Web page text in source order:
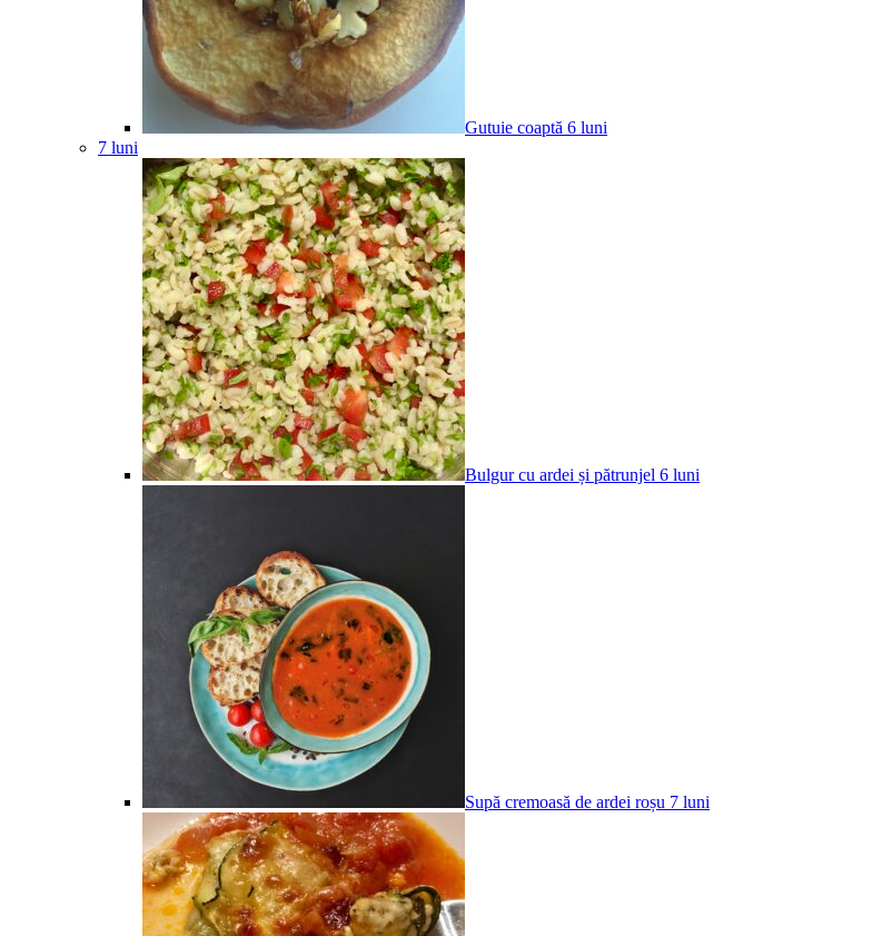
Gutuie coaptă 6 luni
7 luni
Bulgur cu ardei și pătrunjel 6 luni
Supă cremoasă de ardei roșu 7 luni